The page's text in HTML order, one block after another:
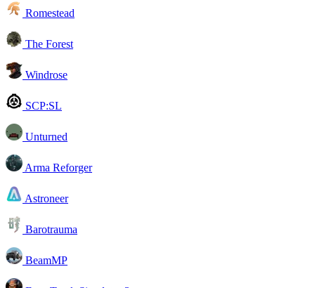
Romestead
The Forest
Windrose
SCP:SL
Unturned
Arma Reforger
Astroneer
Barotrauma
BeamMP